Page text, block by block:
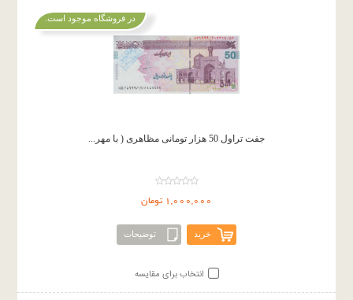
جفت تراول 50 هزار تومانی مظاهری ( با مهر...
1,000,000 تومان
خرید توضیحات
در فروشگاه موجود است.
انتخاب برای مقایسه